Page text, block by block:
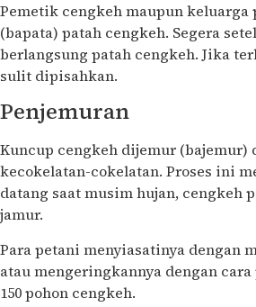
Pemetik cengkeh maupun
(bapata) patah cengkeh. Segera
berlangsung patah cengkeh. Jika
sulit dipisahkan.
Penjemuran
Kuncup cengkeh dijemur
kecokelatan-cokelatan. Proses ini
datang saat musim hujan, cengkeh
jamur.
Para petani menyiasatinya dengan
atau mengeringkannya dengan
150 pohon cengkeh.